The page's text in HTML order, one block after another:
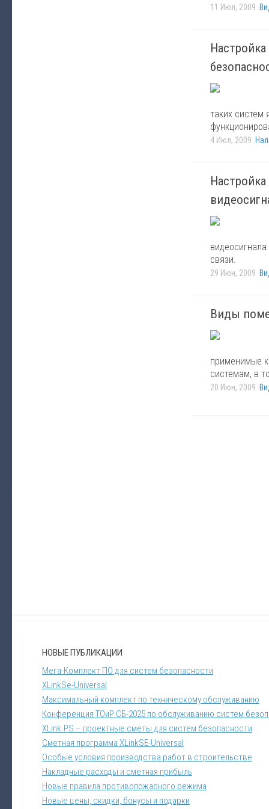
11 Июл, 2009
таких систем
4 Июл, 2009
связи.
29 Июн, 2009
Виды
применимые
системам, в
20 Июн, 2009
НОВЫЕ ПУБЛИКАЦИИ
Мега-Комплект ПО для систем безопасности
XLinkSe-Universal
Максимальный комплект по техническому обслуживанию
Конференция ТОиР СБ-2025 по обслуживанию систем
XLink.PS – проектные сметы для систем безопасности
Сметная программа XLinkSE-Universal
Особые условия производства работ в строительстве
Накладные расходы и сметная прибыль
Новые правила противопожарного режима
Новые цены, скидки, бонусы и подарки